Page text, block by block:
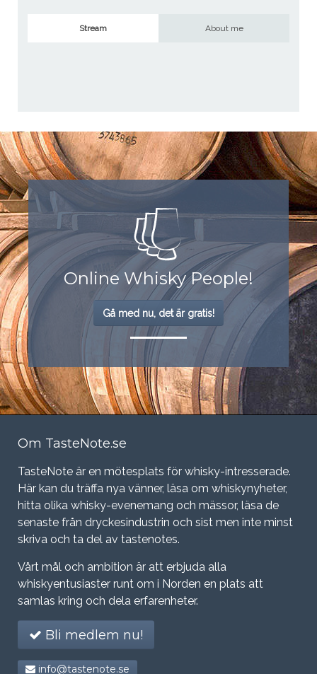
Stream About me
Online Whisky People!
Gå med nu, det är gratis!
Om TasteNote.se
TasteNote är en mötesplats för whisky-intresserade.
Här kan du träffa nya vänner, läsa om whiskynyheter,
hitta olika whisky-evenemang och mässor, läsa de
senaste från dryckesindustrin och sist men inte minst
skriva och ta del av tastenotes.
Vårt mål och ambition är att erbjuda alla
whiskyentusiaster runt om i Norden en plats att
samlas kring och dela erfarenheter.
Bli medlem nu!
info@tastenote.se